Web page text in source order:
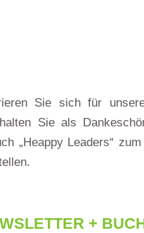
Sie sich für
Sie als
„Heappy Leaders“
+